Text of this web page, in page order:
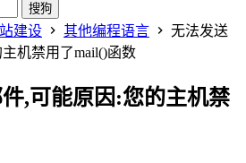
搜狗
建设 其他编程语言
无法发送
机禁用了mail()函数
,可能原因:您的主机禁